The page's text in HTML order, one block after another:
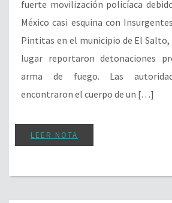
fuerte movilización policíaca
México casi esquina con
Pintitas en el municipio de El
lugar reportaron detonaciones
arma de fuego. Las
encontraron el cuerpo de un […]
LEER NOTA